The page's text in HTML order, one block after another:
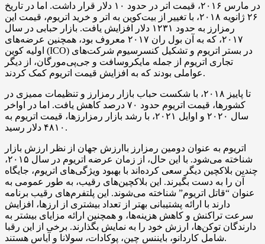
در مارس ۲۰۱۶، قیمت اتر در حدود ۱۰ دلار قرار داشت. اما در تاریخ
۲۶ ژانویه ۲۰۱۸، با تغییر از بیت‌کوین به اتر و خرید اتریوم، قیمت این
رمزارز به حدود ۱۲۳۱ دلار افزایش یافت. بازار حبابی در سال
۲۰۱۷، که به آن بول ران ۲۰۱۷ معروف بود، همچنین عرضه‌های
اولیه کوین (ICO) در بستر اتریوم و تشکیل کنسرسیوم شرکت‌های
تجاری اتریوم از جمله مایکروسافت و جی‌پی‌مورگان، از دیگر
عواملی بودند که به افزایش قیمت اتریوم کمک کردند.
تا پاییز ۲۰۱۸، با شکست حباب بازار رمزارز و تنظیمات ممیزی در
کشورها، قیمت اتریوم حدود ۷۰ درصد کاهش یافت. اما در اواخر
سال ۲۰۲۰ و اوایل ۲۰۲۱، با رشد بازار رمزارزها، قیمت اتریوم به
۴۸۱۰ دلار رسید.
اتریوم به عنوان دومین رمزارز باارزش جهان از نظر ارزش بازار
شناخته می‌شود. با این حال، از زمان عرضه اتریوم در سال ۲۰۱۵،
چندین بلاکچین دیگر سعی کرده‌اند با بهبود ویژگی‌های اتریوم، جایگاه
آن را به دست بگیرند. این بلاکچین‌های رقیب، به طور عمومی به
عنوان “قاتل اتریوم” شناخته می‌شوند. این پلتفرم‌های رقیب برنامه
دارند با ارائه پشتیبانی بهتر از تعداد بیشتری از ارزها، افزایش
سرعت تراکنش و کاهش هزینه‌ها، و همچنین ارائه مزایای بیشتر به
دارندگان توکن‌ها، ارزش خود را به نمایش بگذارند. برخی از این رقبا
شامل کاردانو، بایننس چین، پوکادات، سولانا و آیاس هستند.